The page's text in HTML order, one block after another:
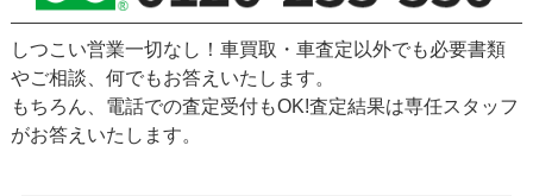
しつこい営業一切なし！車買取・車査定以外でも必要書類
やご相談、何でもお答えいたします。
もちろん、 電話での査定受付もOK!査定結果は専任スタッフ
がお答えいたします。